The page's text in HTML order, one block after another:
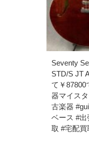
Seventy
STD/S JT
て￥87800
器マイス
古楽器
ベース #出
取 #宅配買